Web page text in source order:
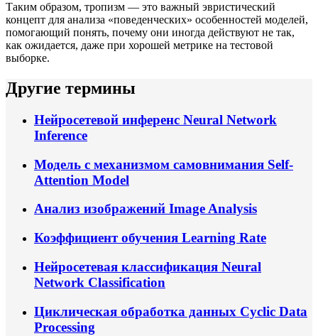
Таким образом, тропизм — это важный эвристический
концепт для анализа «поведенческих» особенностей моделей,
помогающий понять, почему они иногда действуют не так,
как ожидается, даже при хорошей метрике на тестовой
выборке.
Другие термины
Нейросетевой инференс Neural Network
Inference
Модель с механизмом самовнимания Self-
Attention Model
Анализ изображений Image Analysis
Коэффициент обучения Learning Rate
Нейросетевая классификация Neural
Network Classification
Циклическая обработка данных Cyclic Data
Processing